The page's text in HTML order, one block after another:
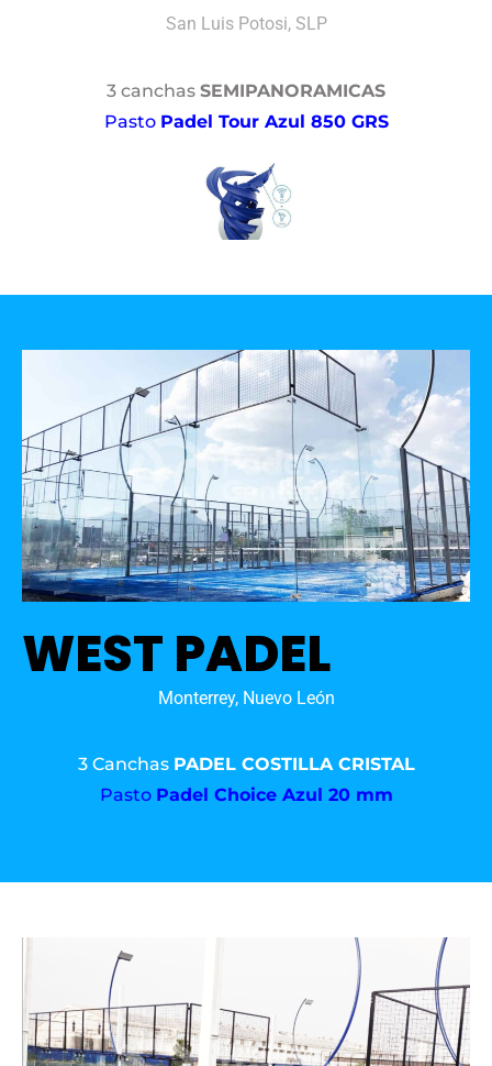
San Luis Potosi, SLP
3 canchas SEMIPANORAMICAS
Pasto Padel Tour Azul 850 GRS
WEST PADEL
Monterrey, Nuevo León
3 Canchas PADEL COSTILLA CRISTAL
Pasto Padel Choice Azul 20 mm